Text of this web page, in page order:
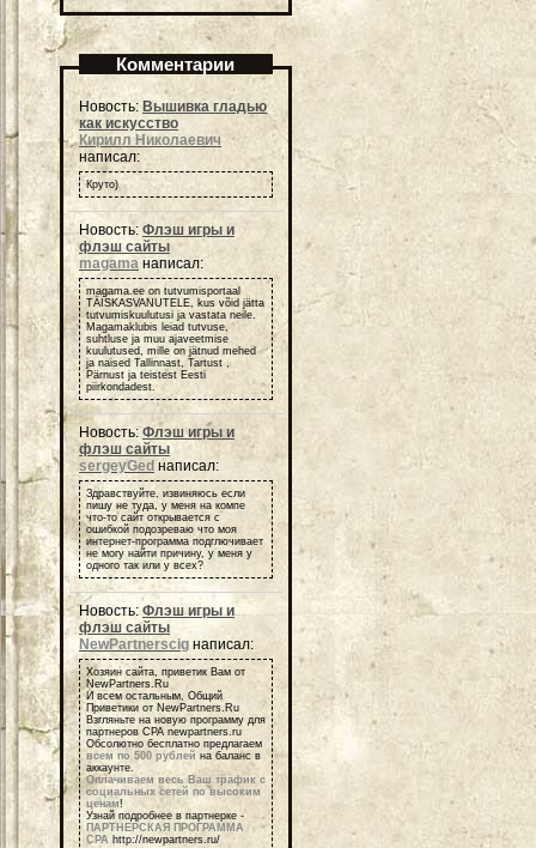
Комментарии
Новость: Вышивка гладью
как искусство
Кирилл Николаевич
написал:
Круто)
Новость: Флэш игры и
флэш сайты
magama написал:
magama.ee on tutvumisportaal
TÄISKASVANUTELE, kus võid jätta
tutvumiskuulutusi ja vastata neile.
Magamaklubis leiad tutvuse,
suhtluse ja muu ajaveetmise
kuulutused, mille on jätnud mehed
ja naised Tallinnast, Tartust ,
Pärnust ja teistest Eesti
piirkondadest.
Новость:Флэш игры и
флэш сайты
sergeyGed написал:
Здравствуйте, извиняюсь если
пишу не туда, у меня на компе
что-то сайт открывается с
ошибкой подозреваю что моя
интернет-программа подглючивает
не могу найти причину, у меня у
одного так или у всех?
Новость:Флэш игры и
флэш сайты
NewPartnerscig написал:
Хозяин сайта, приветик Вам от
NewPartners.Ru
И всем остальным, Общий
Приветики от NewPartners.Ru
Взгляньте на новую программу для
партнеров СРА newpartners.ru
Обсолютно бесплатно предлагаем
всем по 500 рублей на баланс в
аккаунте.
Оплачиваем весь Ваш трафик с
социальных сетей по высоким
ценам!
Узнай подробнее в партнерке -
ПАРТНЕРСКАЯ ПРОГРАММА
СРА http://newpartners.ru/